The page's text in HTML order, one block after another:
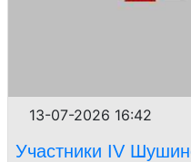
13-07-2026 16:42
Участники IV